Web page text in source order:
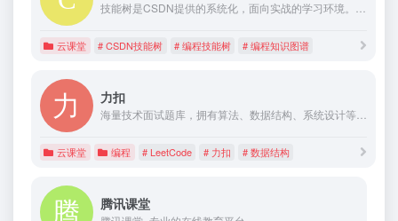
技能树是CSDN提供的系统化，面向实战的学习环境。 能帮助用户从初学者成长为合格的编程工程师。包含python、java、C语言、php等编程语言，系统地整理了关于编程领域的知识点，从海量的 CSDN 数据中不断更新高质量内容，让学习更有价值。
云课堂 # CSDN技能树 # 编程技能树 # 编程知识图谱
力扣
海量技术面试题库，拥有算法、数据结构、系统设计等 1000+题目，帮助你高效提升编程技能，轻松拿下世界 IT 名企 Dream Offer。
云课堂 编程 # LeetCode # 力扣 # 数据结构
腾讯课堂